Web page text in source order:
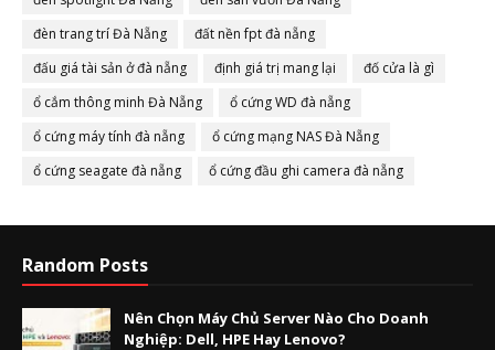
đèn trang trí Đà Nẵng
đất nền fpt đà nẵng
đấu giá tài sản ở đà nẵng
định giá trị mang lại
đố cửa là gì
ổ cắm thông minh Đà Nẵng
ổ cứng WD đà nẵng
ổ cứng máy tính đà nẵng
ổ cứng mạng NAS Đà Nẵng
ổ cứng seagate đà nẵng
ổ cứng đầu ghi camera đà nẵng
Random Posts
Nên Chọn Máy Chủ Server Nào Cho Doanh
Nghiệp: Dell, HPE Hay Lenovo?